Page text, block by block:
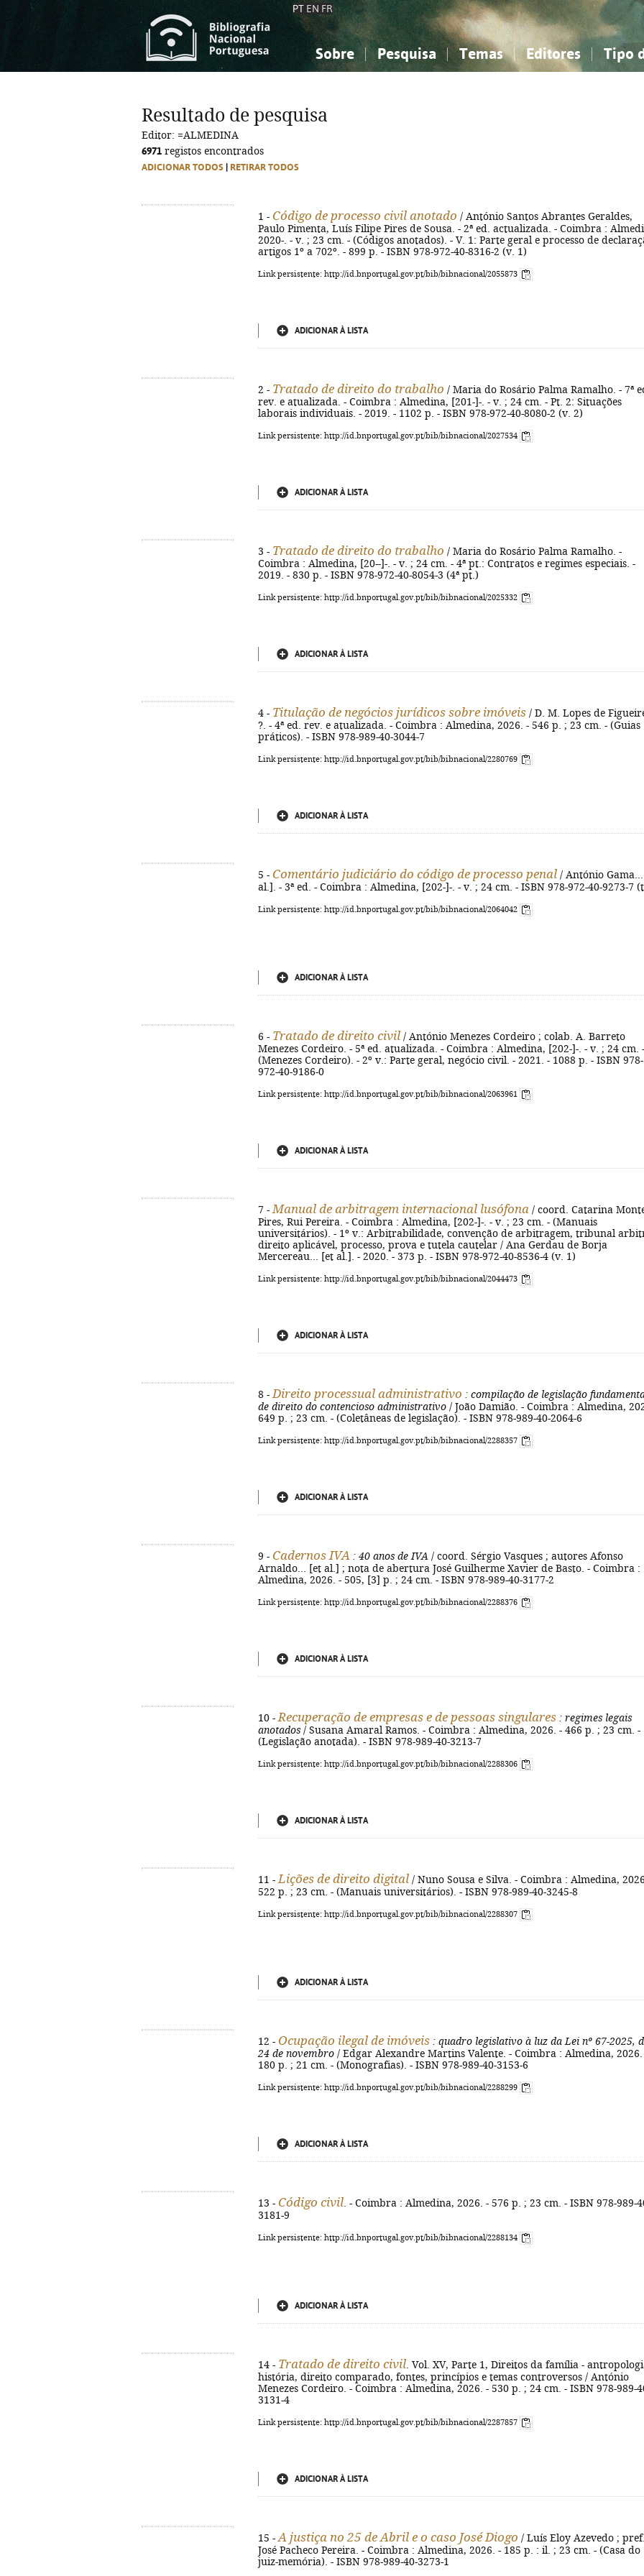
PT EN FR
Sobre Pesquisa Temas
Ciências sociais...
Editores Tipo
Ciências sociais...
Resultado de pesquisa
Editor: =ALMEDINA
6971 registos encontrados
ADICIONAR TODOS RETIRAR TODOS
1 - Código de processo civil anotado / António Santos Abrantes Geraldes,
Paulo Pimenta, Luís Filipe Pires de Sousa. - 2ª ed. actualizada. - Coimbra :
2020-. - v. ; 23 cm. - (Códigos anotados). - V. 1: Parte geral e processo de
artigos 1º a 702º. - 899 p. - ISBN 978-972-40-8316-2 (v. 1)
Link persistente: http://id.bnportugal.gov.pt/bib/bibnacional/2055873
ADICIONAR À LISTA
2 - Tratado de direito do trabalho / Maria do Rosário Palma Ramalho. - 7ª
rev. e atualizada. - Coimbra : Almedina, [201-]-. - v. ; 24 cm. - Pt. 2: Situações
laborais individuais. - 2019. - 1102 p. - ISBN 978-972-40-8080-2 (v. 2)
Link persistente: http://id.bnportugal.gov.pt/bib/bibnacional/2027534
ADICIONAR À LISTA
3 - Tratado de direito do trabalho / Maria do Rosário Palma Ramalho. -
Coimbra : Almedina, [20--]-. - v. ; 24 cm. - 4ª pt.: Contratos e regimes especiais. -
2019. - 830 p. - ISBN 978-972-40-8054-3 (4ª pt.)
Link persistente: http://id.bnportugal.gov.pt/bib/bibnacional/2025332
ADICIONAR À LISTA
4 - Titulação de negócios jurídicos sobre imóveis / D. M. Lopes de
?. - 4ª ed. rev. e atualizada. - Coimbra : Almedina, 2026. - 546 p. ; 23 cm. - (Guias
práticos). - ISBN 978-989-40-3044-7
Link persistente: http://id.bnportugal.gov.pt/bib/bibnacional/2280769
ADICIONAR À LISTA
5 - Comentário judiciário do código de processo penal / António
al.]. - 3ª ed. - Coimbra : Almedina, [202-]-. - v. ; 24 cm. - ISBN 978-972-40-9273-7
Link persistente: http://id.bnportugal.gov.pt/bib/bibnacional/2064042
ADICIONAR À LISTA
6 - Tratado de direito civil / António Menezes Cordeiro ; colab. A. Barreto
Menezes Cordeiro. - 5ª ed. atualizada. - Coimbra : Almedina, [202-]-. - v. ; 24 cm. -
(Menezes Cordeiro). - 2º v.: Parte geral, negócio civil. - 2021. - 1088 p. - ISBN 978-
972-40-9186-0
Link persistente: http://id.bnportugal.gov.pt/bib/bibnacional/2063961
ADICIONAR À LISTA
7 - Manual de arbitragem internacional lusófona / coord. Catarina
Pires, Rui Pereira. - Coimbra : Almedina, [202-]-. - v. ; 23 cm. - (Manuais
universitários). - 1º v.: Arbitrabilidade, convenção de arbitragem, tribunal
direito aplicável, processo, prova e tutela cautelar / Ana Gerdau de Borja
Mercereau... [et al.]. - 2020. - 373 p. - ISBN 978-972-40-8536-4 (v. 1)
Link persistente: http://id.bnportugal.gov.pt/bib/bibnacional/2044473
ADICIONAR À LISTA
8 - Direito processual administrativo : compilação de legislação
de direito do contencioso administrativo / João Damião. - Coimbra : Almedina,
649 p. ; 23 cm. - (Coletâneas de legislação). - ISBN 978-989-40-2064-6
Link persistente: http://id.bnportugal.gov.pt/bib/bibnacional/2288357
ADICIONAR À LISTA
9 - Cadernos IVA : 40 anos de IVA / coord. Sérgio Vasques ; autores Afonso
Arnaldo... [et al.] ; nota de abertura José Guilherme Xavier de Basto. - Coimbra :
Almedina, 2026. - 505, [3] p. ; 24 cm. - ISBN 978-989-40-3177-2
Link persistente: http://id.bnportugal.gov.pt/bib/bibnacional/2288376
ADICIONAR À LISTA
10 - Recuperação de empresas e de pessoas singulares : regimes legais
anotados / Susana Amaral Ramos. - Coimbra : Almedina, 2026. - 466 p. ; 23 cm. -
(Legislação anotada). - ISBN 978-989-40-3213-7
Link persistente: http://id.bnportugal.gov.pt/bib/bibnacional/2288306
ADICIONAR À LISTA
11 - Lições de direito digital / Nuno Sousa e Silva. - Coimbra : Almedina,
522 p. ; 23 cm. - (Manuais universitários). - ISBN 978-989-40-3245-8
Link persistente: http://id.bnportugal.gov.pt/bib/bibnacional/2288307
ADICIONAR À LISTA
12 - Ocupação ilegal de imóveis : quadro legislativo à luz da Lei nº 67-2025,
24 de novembro / Edgar Alexandre Martins Valente. - Coimbra : Almedina, 2026.
180 p. ; 21 cm. - (Monografias). - ISBN 978-989-40-3153-6
Link persistente: http://id.bnportugal.gov.pt/bib/bibnacional/2288299
ADICIONAR À LISTA
13 - Código civil . - Coimbra : Almedina, 2026. - 576 p. ; 23 cm. - ISBN 978-989-
3181-9
Link persistente: http://id.bnportugal.gov.pt/bib/bibnacional/2288134
ADICIONAR À LISTA
14 - Tratado de direito civil . Vol. XV, Parte 1, Direitos da família -
história, direito comparado, fontes, princípios e temas controversos / António
Menezes Cordeiro. - Coimbra : Almedina, 2026. - 530 p. ; 24 cm. - ISBN 978-989-
3131-4
Link persistente: http://id.bnportugal.gov.pt/bib/bibnacional/2287857
ADICIONAR À LISTA
15 - A justiça no 25 de Abril e o caso José Diogo / Luís Eloy Azevedo ; pref.
José Pacheco Pereira. - Coimbra : Almedina, 2026. - 185 p. : il. ; 23 cm. - (Casa do
juiz-memória). - ISBN 978-989-40-3273-1